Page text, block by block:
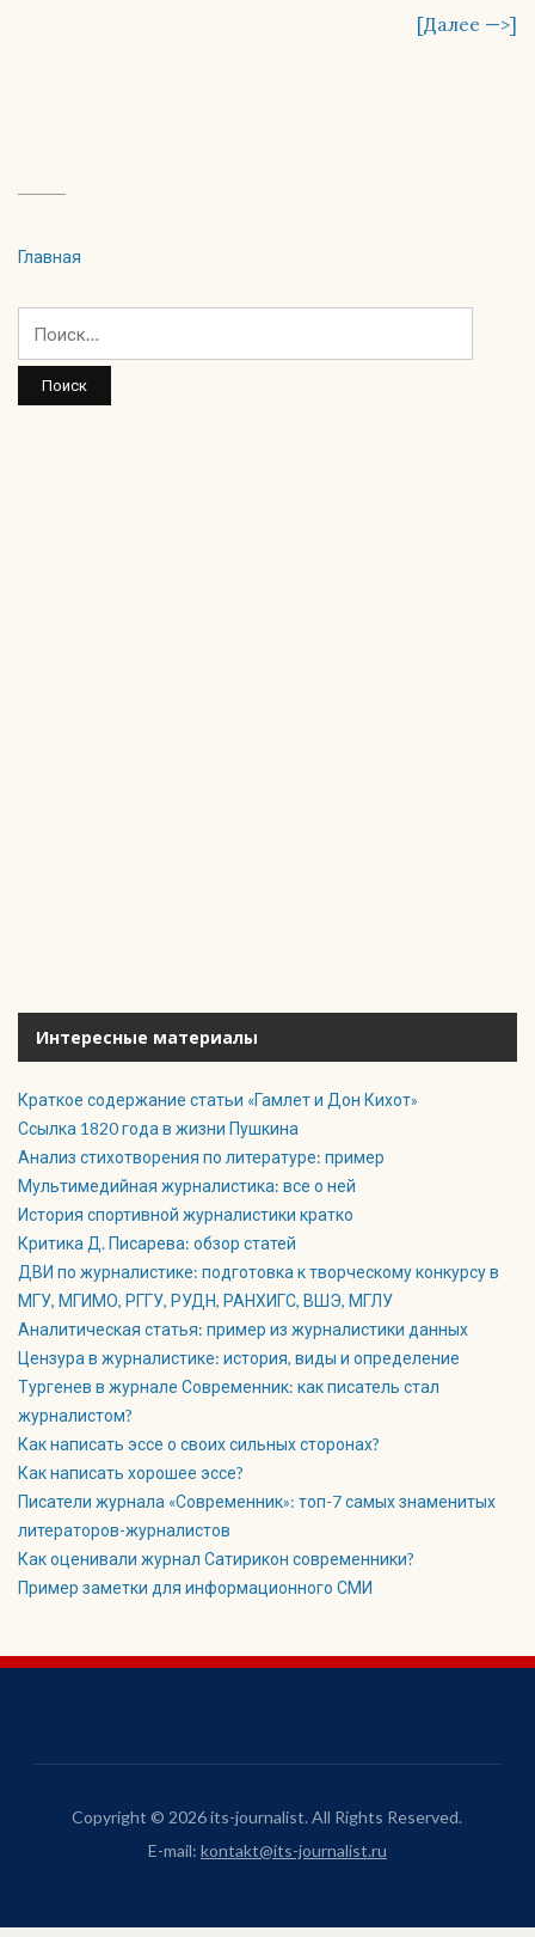
[Далее —>]
Главная
Интересные материалы
Краткое содержание статьи «Гамлет и Дон Кихот»
Ссылка 1820 года в жизни Пушкина
Анализ стихотворения по литературе: пример
Мультимедийная журналистика: все о ней
История спортивной журналистики кратко
Критика Д. Писарева: обзор статей
ДВИ по журналистике: подготовка к творческому конкурсу в
МГУ, МГИМО, РГГУ, РУДН, РАНХИГС, ВШЭ, МГЛУ
Аналитическая статья: пример из журналистики данных
Цензура в журналистике: история, виды и определение
Тургенев в журнале Современник: как писатель стал
журналистом?
Как написать эссе о своих сильных сторонах?
Как написать хорошее эссе?
Писатели журнала «Современник»: топ-7 самых знаменитых
литераторов-журналистов
Как оценивали журнал Сатирикон современники?
Пример заметки для информационного СМИ
Copyright © 2026 its-journalist. All Rights Reserved.
E-mail: kontakt@its-journalist.ru